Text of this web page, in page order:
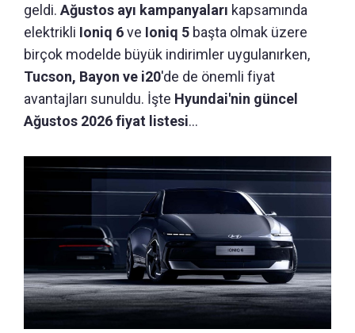
geldi. Ağustos ayı kampanyaları kapsamında
elektrikli Ioniq 6ve Ioniq 5 başta olmak üzere
birçok modelde büyük indirimler uygulanırken,
Tucson, Bayon ve i20'de de önemli fiyat
avantajları sunuldu. İşte Hyundai'nin güncel
Ağustos 2026 fiyat listesi...